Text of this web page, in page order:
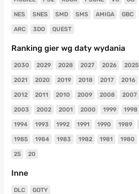
NES SNES SMD SMS AMIGA GBC
ARC 3DO QUEST
Ranking gier wg daty wydania
2030 2029 2028 2027 2026 2025
2021 2020 2019 2018 2017 2016
2012 2011 2010 2009 2008 2007
2003 2002 2001 2000 1999 1998
1994 1993 1992 1991 1990 1989
1985 1984 1983 1982 1981 1980
25 20
Inne
DLC GOTY